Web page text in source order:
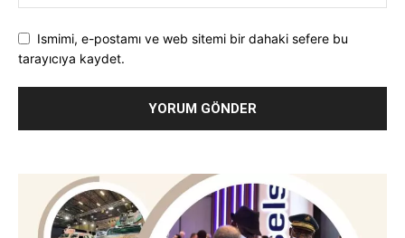
Ismimi, e-postamı ve web sitemi bir dahaki sefere bu
tarayıcıya kaydet.